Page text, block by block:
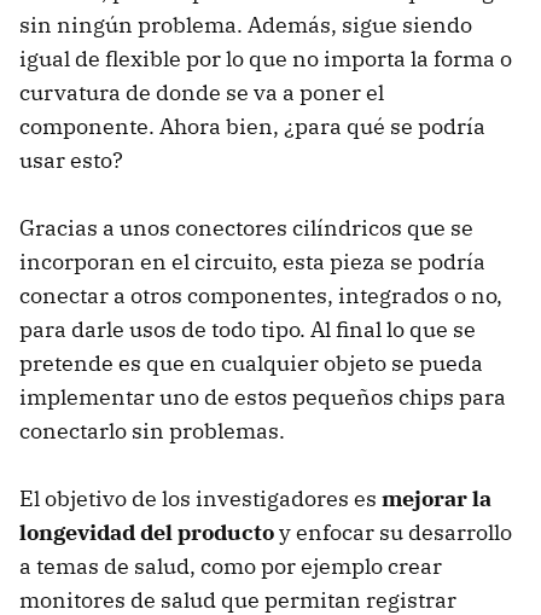
sin ningún problema. Además, sigue siendo
igual de flexible por lo que no importa la forma o
curvatura de donde se va a poner el
componente. Ahora bien, ¿para qué se podría
usar esto?
Gracias a unos conectores cilíndricos que se
incorporan en el circuito, esta pieza se podría
conectar a otros componentes, integrados o no,
para darle usos de todo tipo. Al final lo que se
pretende es que en cualquier objeto se pueda
implementar uno de estos pequeños chips para
conectarlo sin problemas.
El objetivo de los investigadores es mejorar la
longevidad del productoy enfocar su desarrollo
a temas de salud, como por ejemplo crear
monitores de salud que permitan registrar